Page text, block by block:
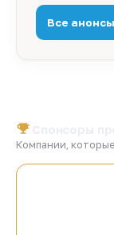
Все
Компании,